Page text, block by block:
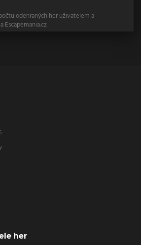
odehraných her uživatelem a
Escapemania.cz
her